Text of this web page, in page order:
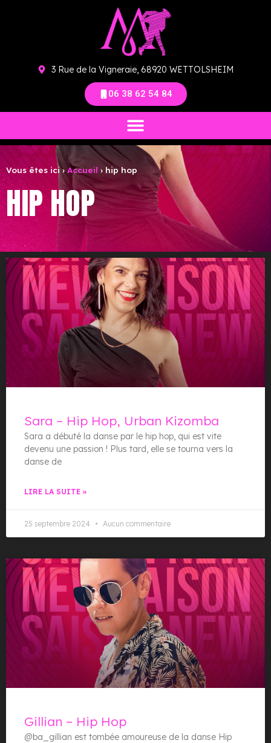
3 Rue de la Vigneraie, 68920 WETTOLSHEIM
06 38 62 54 84
Vous êtes ici ›Accueil › hip hop
HIP HOP
Sara – Hip Hop, Urban Kizomba
Sara a débuté la danse par le hip hop, qui est vite
devenu une passion ! Plus tard, elle se tourna vers la
danse de
LIRE LA SUITE »
25 septembre 2024 Aucun commentaire
Gillian – Hip Hop
@ba_gillian est tombée amoureuse de la danse Hip